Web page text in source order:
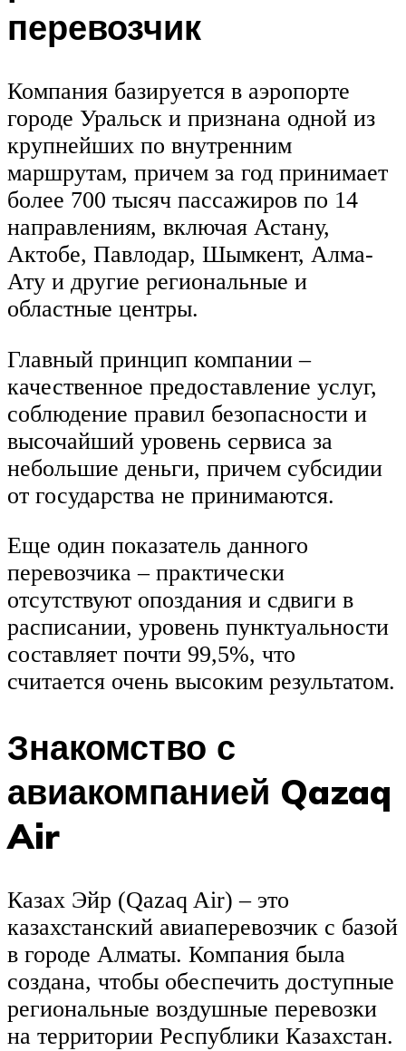
перевозчик
Компания базируется в аэропорте
городе Уральск и признана одной из
крупнейших по внутренним
маршрутам, причем за год принимает
более 700 тысяч пассажиров по 14
направлениям, включая Астану,
Актобе, Павлодар, Шымкент, Алма-
Ату и другие региональные и
областные центры.
Главный принцип компании –
качественное предоставление услуг,
соблюдение правил безопасности и
высочайший уровень сервиса за
небольшие деньги, причем субсидии
от государства не принимаются.
Еще один показатель данного
перевозчика – практически
отсутствуют опоздания и сдвиги в
расписании, уровень пунктуальности
составляет почти 99,5%, что
считается очень высоким результатом.
Знакомство с
авиакомпанией Qazaq
Air
Казах Эйр (Qazaq Air) – это
казахстанский авиаперевозчик с базой
в городе Алматы. Компания была
создана, чтобы обеспечить доступные
региональные воздушные перевозки
на территории Республики Казахстан.